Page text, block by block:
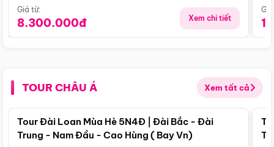
Giá từ:
8.300.000đ Xem chi tiết
TOUR CHÂU Á Xem tất cả
Điểm nổi bật
Tour Đài Loan Mùa Hè 5N4Đ | Đài Bắc - Đài
Trung - Nam Đầu - Cao Hùng ( Bay Vn)